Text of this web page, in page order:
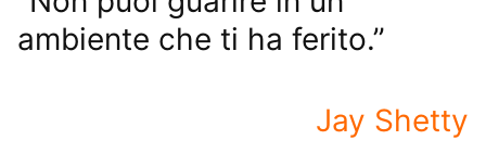
ambiente che ti ha ferito.”
Jay Shetty